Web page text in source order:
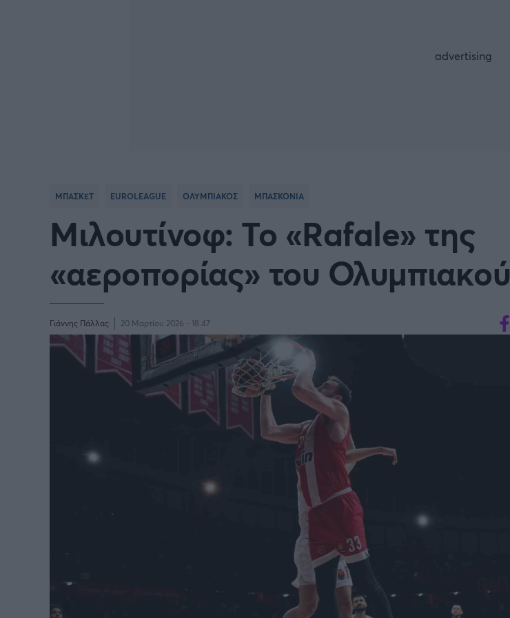
ΜΠΑΣΚΕΤ EUROLEAGUE ΟΛΥΜΠΙΑΚΟΣ ΜΠΑΣΚΟΝΙΑ
Μιλουτίνοφ: Το «Rafale» της
«αεροπορίας» του Ολυμπιακού
Γιάννης Πάλλας 20 Μαρτίου 2026 - 18:47